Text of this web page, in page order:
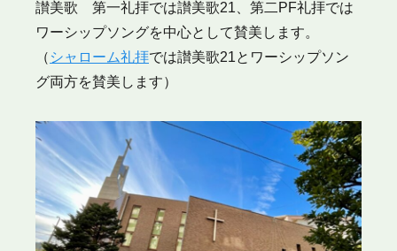
讃美歌 第一礼拝では讃美歌21、第二PF礼拝では
ワーシップソングを中心として賛美します。
（ シャローム礼拝では讃美歌21とワーシップソン
グ両方を賛美します）